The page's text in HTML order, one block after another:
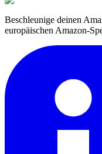
Beschleunige deinen
europäischen Amazon-